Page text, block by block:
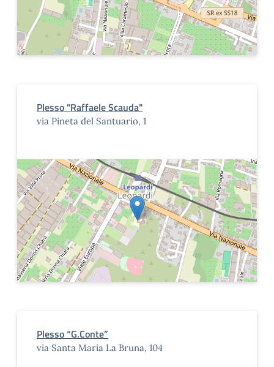
Plesso "Raffaele Scauda"
via Pineta del Santuario, 1
Plesso “G.Conte”
via Santa Maria La Bruna, 104